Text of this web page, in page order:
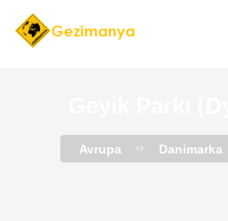
Avrupa Danimarka